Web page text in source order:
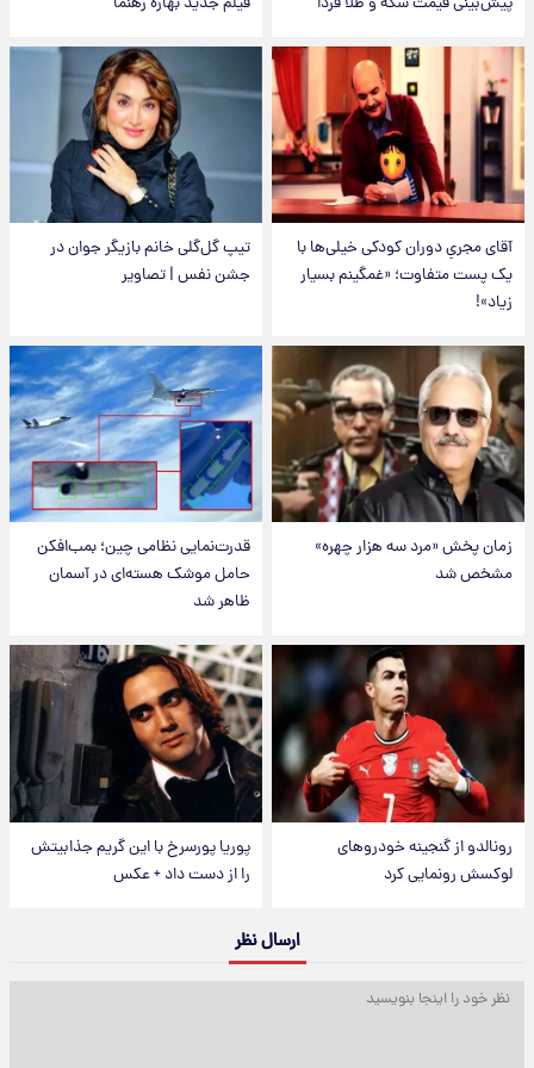
آقای مجریِ دوران کودکی خیلی‌ها با
یک پست متفاوت؛ «غمگینم بسیار
زیاد»!
تیپ گل‌گلی خانم بازیگر جوان در
جشن نفس | تصاویر
زمان پخش «مرد سه هزار چهره»
مشخص شد
قدرت‌نمایی نظامی چین؛ بمب‌افکن
حامل موشک هسته‌ای در آسمان
ظاهر شد
رونالدو از گنجینه خودروهای
لوکسش رونمایی کرد
پوریا پورسرخ با این گریم جذابیتش
را از دست داد + عکس
ارسال نظر